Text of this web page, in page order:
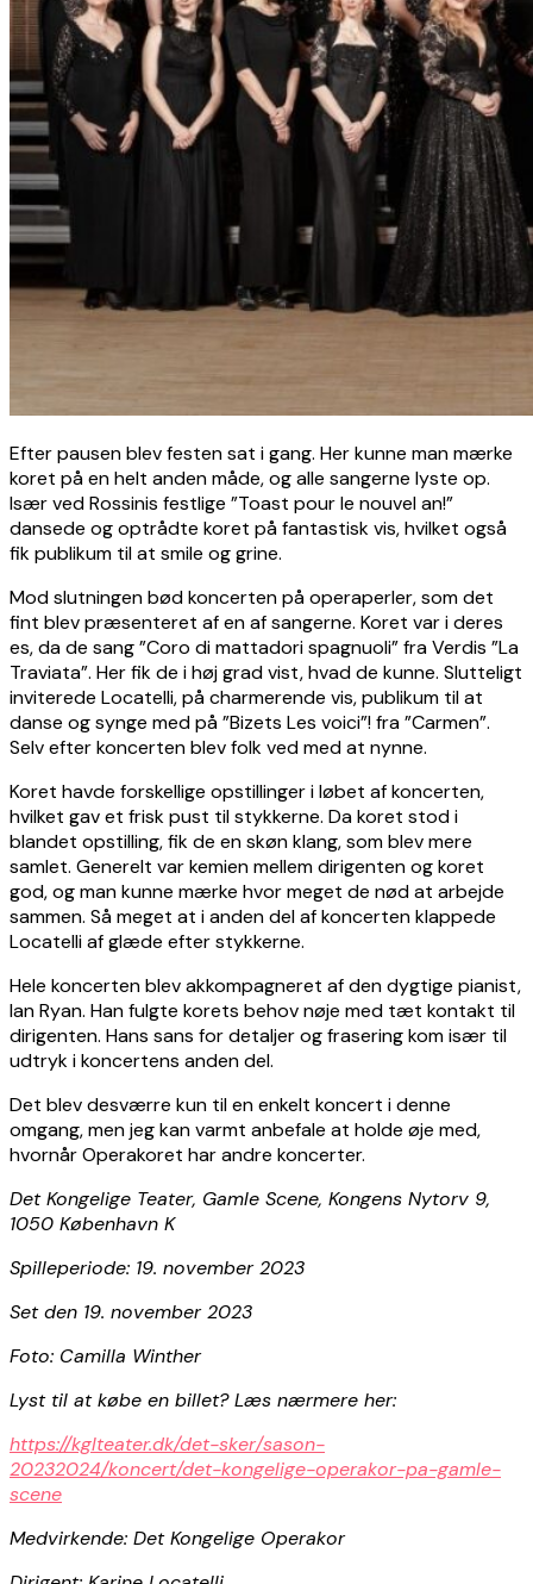
Efter pausen blev festen sat i gang. Her kunne man mærke
koret på en helt anden måde, og alle sangerne lyste op.
Især ved Rossinis festlige ”Toast pour le nouvel an!”
dansede og optrådte koret på fantastisk vis, hvilket også
fik publikum til at smile og grine.
Mod slutningen bød koncerten på operaperler, som det
fint blev præsenteret af en af sangerne. Koret var i deres
es, da de sang ”Coro di mattadori spagnuoli” fra Verdis ”La
Traviata”. Her fik de i høj grad vist, hvad de kunne. Slutteligt
inviterede Locatelli, på charmerende vis, publikum til at
danse og synge med på ”Bizets Les voici”! fra ”Carmen”.
Selv efter koncerten blev folk ved med at nynne.
Koret havde forskellige opstillinger i løbet af koncerten,
hvilket gav et frisk pust til stykkerne. Da koret stod i
blandet opstilling, fik de en skøn klang, som blev mere
samlet. Generelt var kemien mellem dirigenten og koret
god, og man kunne mærke hvor meget de nød at arbejde
sammen. Så meget at i anden del af koncerten klappede
Locatelli af glæde efter stykkerne.
Hele koncerten blev akkompagneret af den dygtige pianist,
Ian Ryan. Han fulgte korets behov nøje med tæt kontakt til
dirigenten. Hans sans for detaljer og frasering kom især til
udtryk i koncertens anden del.
Det blev desværre kun til en enkelt koncert i denne
omgang, men jeg kan varmt anbefale at holde øje med,
hvornår Operakoret har andre koncerter.
Det Kongelige Teater, Gamle Scene, Kongens Nytorv 9,
1050 København K
Spilleperiode: 19. november 2023
Set den 19. november 2023
Foto: Camilla Winther
Lyst til at købe en billet? Læs nærmere her:
https://kglteater.dk/det-sker/sason-
20232024/koncert/det-kongelige-operakor-pa-gamle-
scene
Medvirkende: Det Kongelige Operakor